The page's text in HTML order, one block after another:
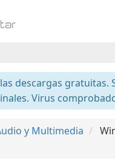
descargas gratuitas.
Virus
y Multimedia